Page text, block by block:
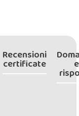
Recensioni
certificate e